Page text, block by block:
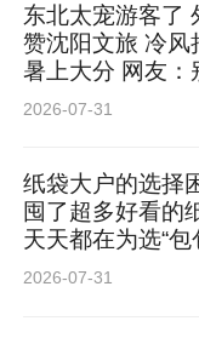
东北太宠游客了
赞沈阳文旅 冷风
暑上大分 网友：
土豆热懵了
2026-07-31
纸袋大户的选择
囤了超多好看的
天天都在为选“包
袋：没想到这辈
2026-07-31